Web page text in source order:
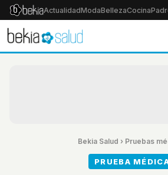
ActualidadModaBellezaCocina
Bekia Salud › Pruebas
PRUEBA